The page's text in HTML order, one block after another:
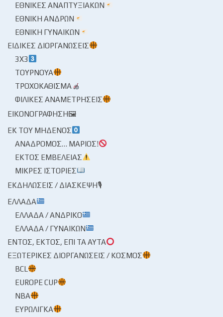
ΕΘΝΙΚΈΣ ΑΝΑΠΤΥΞΙΑΚΏΝ
ΕΘΝΙΚΉ ΑΝΔΡΏΝ
ΕΘΝΙΚΉ ΓΥΝΑΙΚΏΝ
ΕΙΔΙΚΈΣ ΔΙΟΡΓΑΝΏΣΕΙΣ
3X3
ΤΟΥΡΝΟΥΆ
ΤΡΟΧΟΚΆΘΙΣΜΑ
ΦΙΛΙΚΈΣ ΑΝΑΜΕΤΡΉΣΕΙΣ
ΕΙΚΟΝΟΓΡΆΦΗΣΗ🖼
ΕΚ ΤΟΥ ΜΗΔΕΝΌΣ
ΑΝΆΔΡΟΜΟΣ… ΜΆΡΙΟΣ!
ΕΚΤΌΣ ΕΜΒΈΛΕΙΑΣ
ΜΙΚΡΈΣ ΙΣΤΟΡΊΕΣ
ΕΚΔΗΛΏΣΕΙΣ / ΔΙΆΣΚΕΨΗ🎙
ΕΛΛΆΔΑ
ΕΛΛΆΔΑ / ΑΝΔΡΙΚΌ
ΕΛΛΆΔΑ / ΓΥΝΑΙΚΏΝ
ΕΝΤΌΣ, ΕΚΤΌΣ, ΕΠΊ ΤΑ ΑΥΤΆ
ΕΞΩΤΕΡΙΚΈΣ ΔΙΟΡΓΑΝΏΣΕΙΣ / ΚΌΣΜΟΣ
BCL
EUROPE CUP
NBA
ΕΥΡΩΛΊΓΚΑ